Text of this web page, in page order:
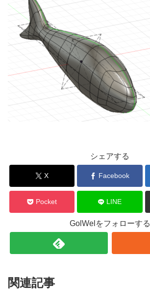
シェアする
X Facebook
Pocket LINE
GolWelをフォローする
関連記事